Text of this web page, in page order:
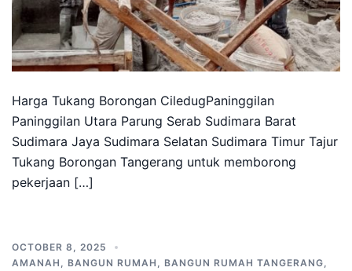
Harga Tukang Borongan CiledugPaninggilan
Paninggilan Utara Parung Serab Sudimara Barat
Sudimara Jaya Sudimara Selatan Sudimara Timur Tajur
Tukang Borongan Tangerang untuk memborong
pekerjaan […]
OCTOBER 8, 2025
AMANAH
BANGUN RUMAH BANGUN RUMAH TANGERANG